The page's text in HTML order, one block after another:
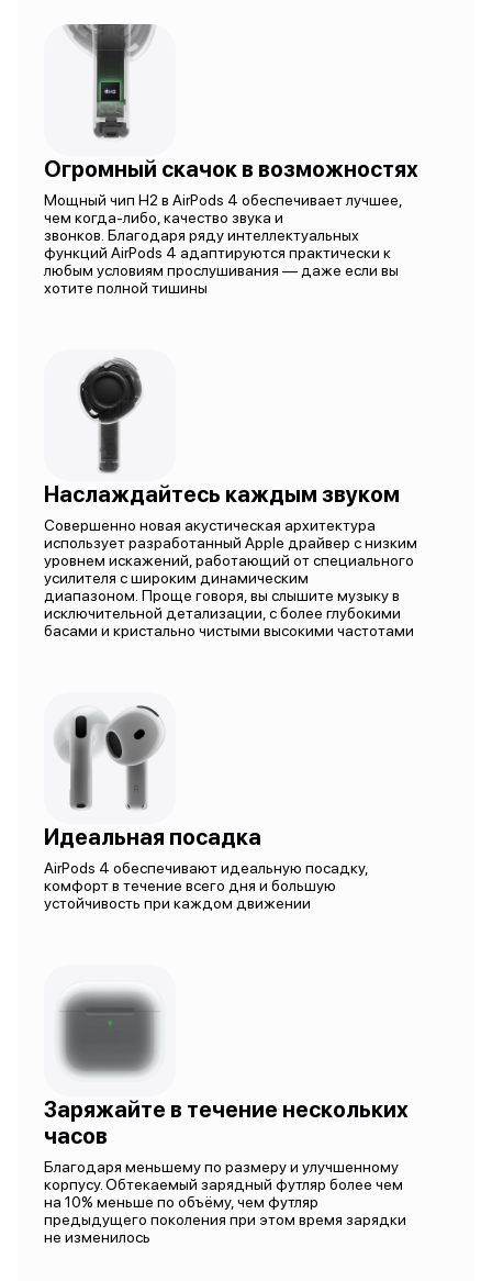
Огромный скачок в возможностях
Мощный чип H2 в AirPods 4 обеспечивает лучшее,
чем когда-либо, качество звука и
звонков. Благодаря ряду интеллектуальных
функций AirPods 4 адаптируются практически к
любым условиям прослушивания — даже если вы
хотите полной тишины
Наслаждайтесь каждым звуком
Совершенно новая акустическая архитектура
использует разработанный Apple драйвер с низким
уровнем искажений, работающий от специального
усилителя с широким динамическим
диапазоном. Проще говоря, вы слышите музыку в
исключительной детализации, с более глубокими
басами и кристально чистыми высокими частотами
Идеальная посадка
AirPods 4 обеспечивают идеальную посадку,
комфорт в течение всего дня и большую
устойчивость при каждом движении
Заряжайте в течение нескольких
часов
Благодаря меньшему по размеру и улучшенному
корпусу. Обтекаемый зарядный футляр более чем
на 10% меньше по объёму, чем футляр
предыдущего поколения при этом время зарядки
не изменилось